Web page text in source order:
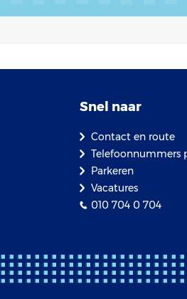
Snel naar
Contact en route
Telefoonnummers
Parkeren
Vacatures
010 704 0 704